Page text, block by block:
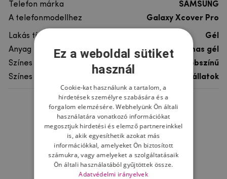
Telefon márka
SAMSUNG
A telefonmodellhez
Galaxy Xcover Pro
Lakás típusa
Gél
Anyag
rugalmas gél
Színes
többszínű
Színes motívum
Egyéb állatok
Ne felejtsd el
Ez a weboldal sütiket
használ
Cookie-kat használunk a tartalom, a
hirdetések személyre szabására és a
forgalom elemzésére. Webhelyünk Ön általi
használatára vonatkozó információkat
megosztjuk hirdetési és elemző partnereinkkel
is, akik egyesíthetik azokat más
információkkal, amelyeket Ön biztosított
számukra, vagy amelyeket a szolgáltatásaik
Ön általi használatából gyűjtöttek össze.
Adatvédelmi irányelvek